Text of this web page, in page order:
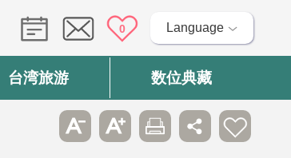
0 Language
台湾旅游 数位典藏